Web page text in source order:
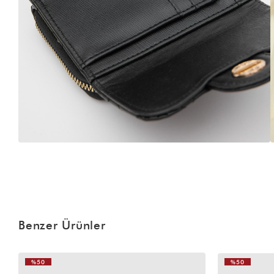
Benzer Ürünler
%50 %50